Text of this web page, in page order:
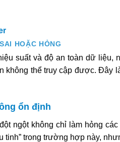
HOẶC HỎNG
suất và độ an toàn dữ
không thể truy cập được. Đây
ổn định
ngột không chỉ làm hỏng
tinh” trong trường hợp này,